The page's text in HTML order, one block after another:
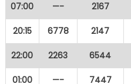
07:00 —- 2167
20:15 6778 2147
22:00 2263 6544
01:00 —- 7447